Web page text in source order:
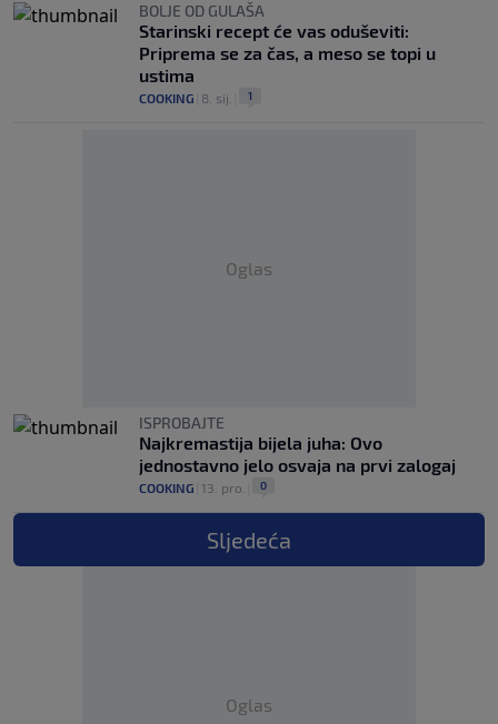
BOLJE OD GULAŠA
Starinski recept će vas oduševiti:
Priprema se za čas, a meso se topi u
ustima
COOKING 8. sij. 1
Oglas
ISPROBAJTE
Najkremastija bijela juha: Ovo
jednostavno jelo osvaja na prvi zalogaj
COOKING 13. pro. 0
Sljedeća
Oglas